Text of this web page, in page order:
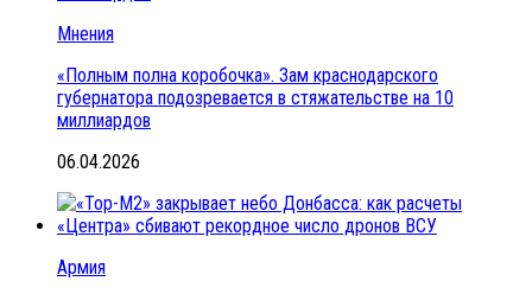
Мнения
«Полным полна коробочка». Зам краснодарского
губернатора подозревается в стяжательстве на 10
миллиардов
06.04.2026
Армия